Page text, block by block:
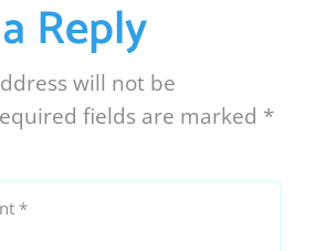
Reply
will not be
fields are marked *